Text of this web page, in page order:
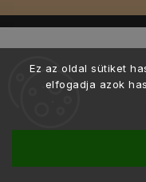
Ez az oldal sütiket
elfogadja azok
Ő készítette és